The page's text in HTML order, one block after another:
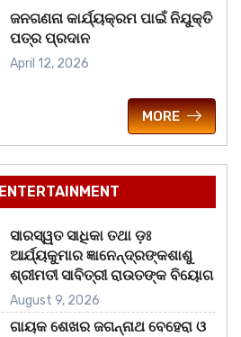
ଜନଗଣନା କାର୍ଯ୍ୟକ୍ରମ ପାଇଁ ନିଯୁକ୍ତି
ପତ୍ର ପ୍ରଦାନ
April 12, 2026
MORE
ENTERTAINMENT
ସାରସ୍ୱତ ସାଧିକା ତଥା ଡ଼ଃ
ଆର୍ଯ୍ୟକୁମାର ଜ୍ଞାନେନ୍ଦ୍ରଙ୍କଶାଶୁ
ଶ୍ରୀମତୀ ସାବିତ୍ରୀ ରାଉତଙ୍କ ବିୟୋଗ
August 9, 2026
ଗାୟକ ଶେଖର ଜଗନ୍ନାଥ ବେହେରା ଓ